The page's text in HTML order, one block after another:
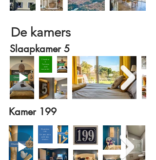
De kamers
Slaapkamer 5
Chambre
5
Terrasse
avec
vue jardin
Kamer 199
Chambre
199
Un peu plus
prêt des
étoiles